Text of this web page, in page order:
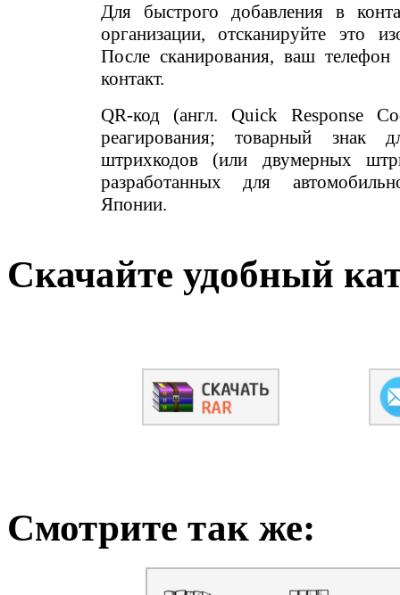
Для быстрого добавления в
организации, отсканируйте это
После сканирования, ваш телефон
контакт.
QR-код (англ. Quick Response
реагирования; товарный знак
штрихкодов (или двумерных
разработанных для
Японии.
Скачайте удобный
Смотрите так же: